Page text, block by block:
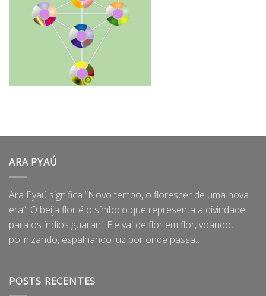
ARA PYAÚ
Ara Pyaú significa “Novo tempo, o florescer de uma nova
era”. O beija flor é o símbolo que representa a divindade
para os índios guarani. Ele vai de flor em flor, voando,
polinizando, espalhando luz por onde passa…
POSTS RECENTES